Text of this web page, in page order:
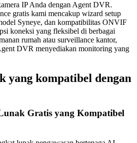
IP Anda dengan Agent DVR.
gratis kami mencakup wizard setup
Syneye, dan kompatibilitas ONVIF
koneksi yang fleksibel di berbagai
rumah atau surveillance kantor,
DVR menyediakan monitoring yang
yang kompatibel dengan
Gratis yang Kompatibel